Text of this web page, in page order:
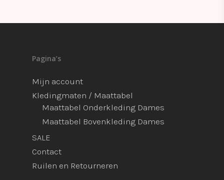
Pagina’s
Mijn account
Kledingmaten / Maattabel
Maattabel Onderkleding Dames
Maattabel Bovenkleding Dames
SALE
Contact
Ruilen en Retourneren